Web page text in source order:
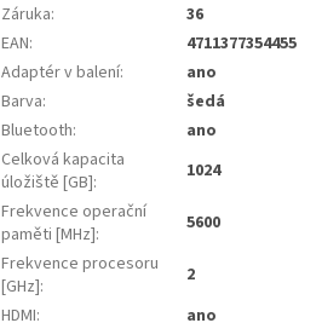
Záruka:
36
EAN:
4711377354455
Adaptér v balení:
ano
Barva:
šedá
Bluetooth:
ano
Celková kapacita
úložiště [GB]:
1024
Frekvence operační
paměti [MHz]:
5600
Frekvence procesoru
[GHz]:
2
HDMI:
ano